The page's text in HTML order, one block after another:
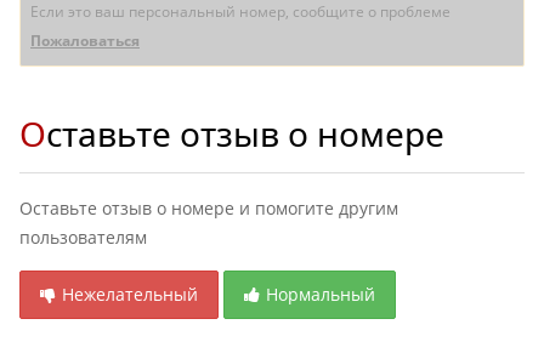
Если это ваш персональный номер, сообщите о проблеме
Пожаловаться
Оставьте отзыв о номере
Оставьте отзыв о номере и помогите другим
пользователям
Нежелательный Нормальный